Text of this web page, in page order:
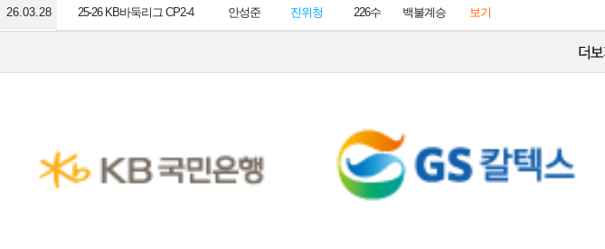
26.03.28 25-26 KB바둑리그 CP2-4 안성준 진위청 226수 백불계승 보기